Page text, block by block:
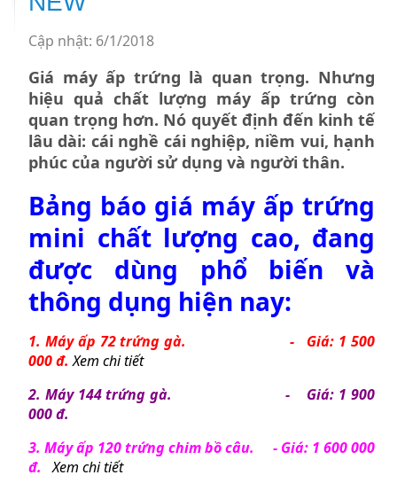
Cập nhật: 6/1/2018
Giá máy ấp trứng là quan trọng. Nhưng
hiệu quả chất lượng máy ấp trứng còn
quan trọng hơn. Nó quyết định đến kinh tế
lâu dài: cái nghề cái nghiệp, niềm vui, hạnh
phúc của người sử dụng và người thân.
Bảng báo giá máy ấp trứng
mini chất lượng cao, đang
được dùng phổ biến và
thông dụng hiện nay:
1. Máy ấp 72 trứng gà. - Giá: 1 500
000 đ.Xem chi tiết
2. Máy 144 trứng gà. - Giá: 1 900
000 đ.
3. Máy ấp 120 trứng chim bồ câu. - Giá: 1 600 000
đ.Xem chi tiết